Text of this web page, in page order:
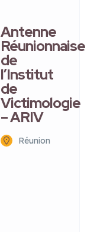
Antenne
Réunionnaise
de
l’Institut
de
Victimologie
– ARIV
Réunion